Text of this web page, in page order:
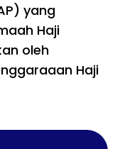
yang
Haji
oleh
Haji